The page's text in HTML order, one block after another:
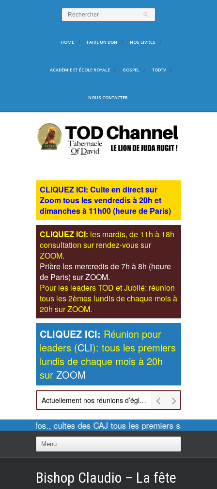
HOME FAIRE UN DON NOS LIVRES
ACADÉMIE ET ÉCOLE ROYALE GOSPEL TODTV
NOUS CONTACTER
CLIQUEZ ICI: Culte en direct sur
Zoom tous les vendredis à 20h et
dimanches à 11h00 (heure de Paris)
CLIQUEZ ICI: les mardis, de 11h à 18h
consultation sur rendez-vous sur
ZOOM.
Prière les mercredis de 7h à 8h (heure
de Paris) sur ZOOM.
Pour les leaders TOD et Jubilé: réunion
tous les 2èmes lundis de chaque mois à
20h sur ZOOM.
CLIQUEZ ICI: Réunion pour
leaders (CLI): tous les premiers
lundis de chaque mois à 20h
sur ZOOM
Actuellement nos réunions d’église sont retransmises sur ZOOM les dimanches à 11h et vendredis à 20h00
Pour infos., cultes des CAJ tous les premiers samedis
Bishop Claudio – La fête